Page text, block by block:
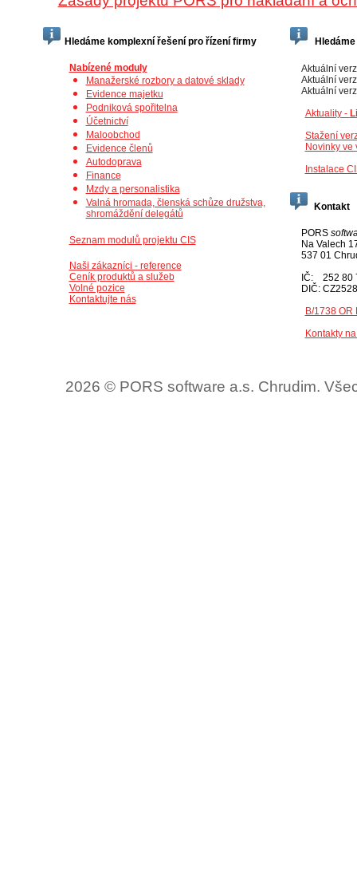
Aktuální
Aktuální
Aktuální
Aktuality -
Stažení
Novinky ve
Instalace
Kontakt
PORS
Na Valech
537 01
IČ: 252 80
DIČ:
B/1738
Kontakty
Hledáme komplexní řešení pro řízení firmy
Nabízené moduly
Manažerské rozbory a datové sklady
Evidence majetku
Podniková spořitelna
Účetnictví
Maloobchod
Evidence členů
Autodoprava
Finance
Mzdy a personalistika
Valná hromada, členská schůze družstva,
shromáždění delegátů
Seznam modulů projektu CIS
Naši zákazníci - reference
Ceník produktů a služeb
Volné pozice
Kontaktujte nás
2026 © PORS software a.s. Chrudim.